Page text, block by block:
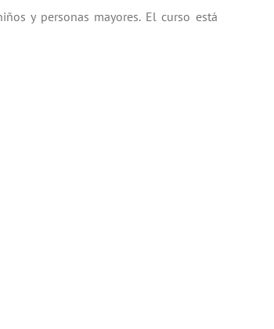
y personas mayores. El curso está